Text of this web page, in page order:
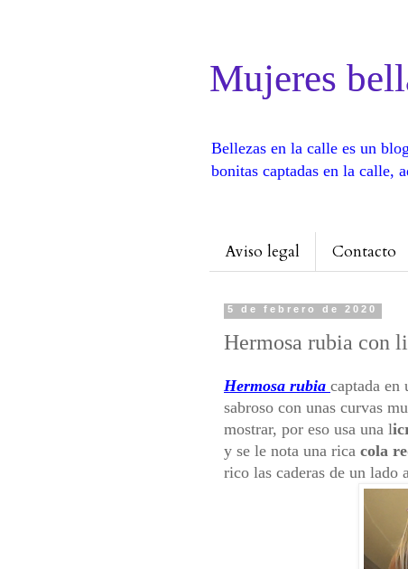
Mujeres
Bellezas en la calle es un
bonitas captadas en la calle,
Aviso legal Contacto
5 de febrero de 2020
Hermosa rubia con
Hermosa rubia captada en
sabroso con unas curvas
mostrar, por eso usa una l
y se le nota una rica cola
rico las caderas de un lado